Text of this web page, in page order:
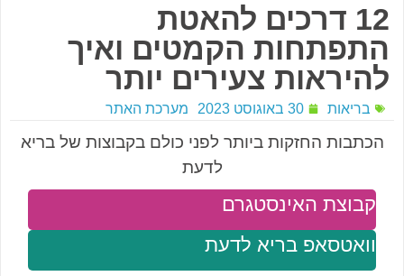
12 דרכים להאטת
התפתחות הקמטים ואיך
להיראות צעירים יותר
בריאות 30 באוגוסט 2023 מערכת האתר
הכתבות החזקות ביותר לפני כולם בקבוצות של בריא
לדעת
וואטסאפ בריא לדעת
קבוצת האינסטגרם